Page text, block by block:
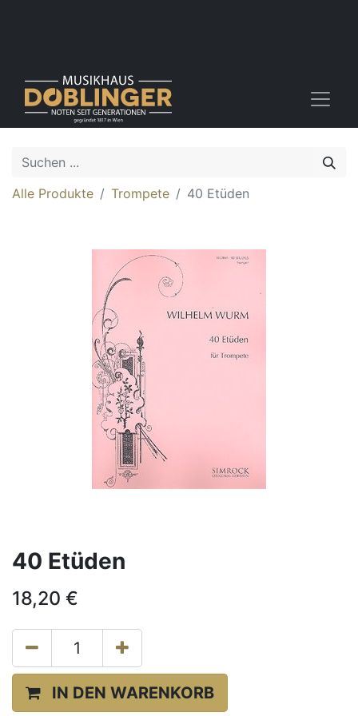
Alle Produkte Trompete 40 Etüden
40 Etüden
18,20 €
IN DEN WARENKORB